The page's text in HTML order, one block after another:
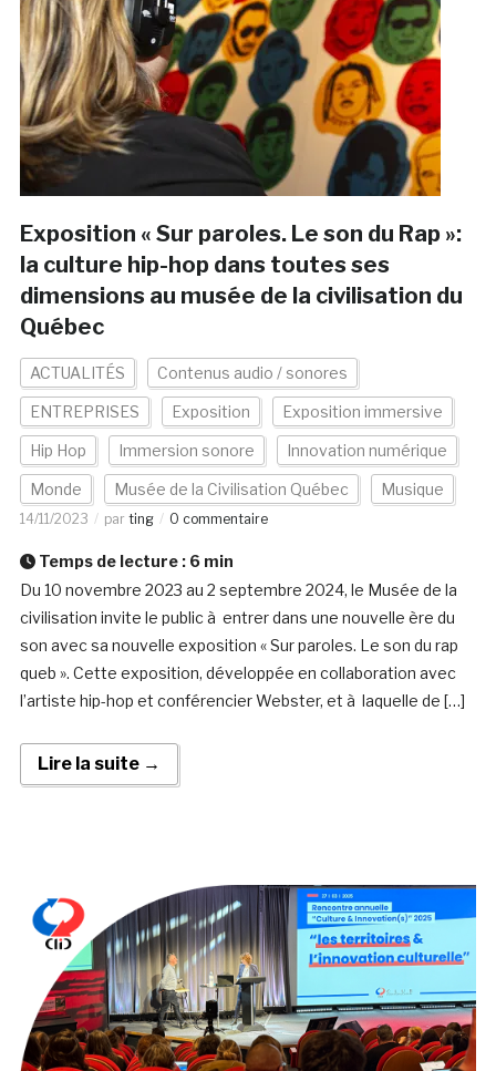
Exposition « Sur paroles. Le son du Rap »:
la culture hip-hop dans toutes ses
dimensions au musée de la civilisation du
Québec
ACTUALITÉS Contenus audio / sonores
ENTREPRISES Exposition Exposition immersive
Hip Hop Immersion sonore Innovation numérique
Monde Musée de la Civilisation Québec Musique
14/11/2023 par ting 0 commentaire
Temps de lecture : 6 min
Du 10 novembre 2023 au 2 septembre 2024, le Musée de la
civilisation invite le public à entrer dans une nouvelle ère du
son avec sa nouvelle exposition « Sur paroles. Le son du rap
queb ». Cette exposition, développée en collaboration avec
l’artiste hip-hop et conférencier Webster, et à laquelle de […]
Lire la suite →